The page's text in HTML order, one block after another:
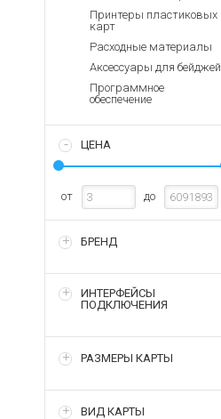
Принтеры пластиковых
карт
Расходные материалы
Аксессуары для бейджей
Программное
обеспечение
ЦЕНА
от до
БРЕНД
ИНТЕРФЕЙСЫ
ПОДКЛЮЧЕНИЯ
РАЗМЕРЫ КАРТЫ
ВИД КАРТЫ